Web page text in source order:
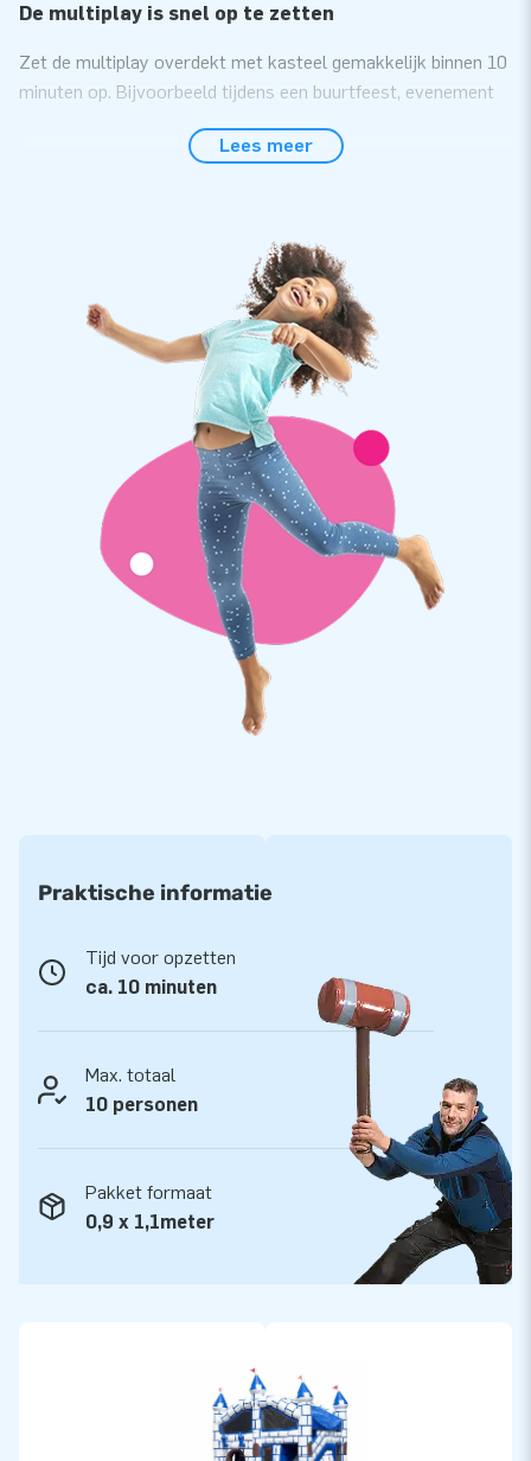
De multiplay is snel op te zetten
Zet de multiplay overdekt met kasteel gemakkelijk binnen 10
minuten op. Bijvoorbeeld tijdens een buurtfeest, evenement
kasteel thema compact in één deel. Vervoeren is daardoor
handleiding. Je bent dus in één keer klaar voor een mooie
Kwaliteit met 5 jaar garantie
Doordat JB kussens op meerdere punten verstevigd en
meervoudig gestikt zijn, kun je vertrouwen op sterk hoge
kwaliteit kleurvast PVC. Ze gaan lang mee en zijn eenvoudig
schoon te houden. Deze multiplay overdekt leveren we zoals
altijd met 5 jaar garantie. Hierdoor lever jij met dit product
jarenlang optimaal speelplezier.
Koop deze unieke multiplay overdekt met kasteel thema en
bezorg jouw klanten de dag van hun leven!
Kies jij net als meer dan 15.000 klanten ook voor
We bewijzen graag waarom onze klanten ons ‘creators of
professionele service en levering.
Lees meer
Praktische informatie
Tijd voor opzetten
ca. 10 minuten
Max. totaal
10 personen
Pakket formaat
0,9 x 1,1meter